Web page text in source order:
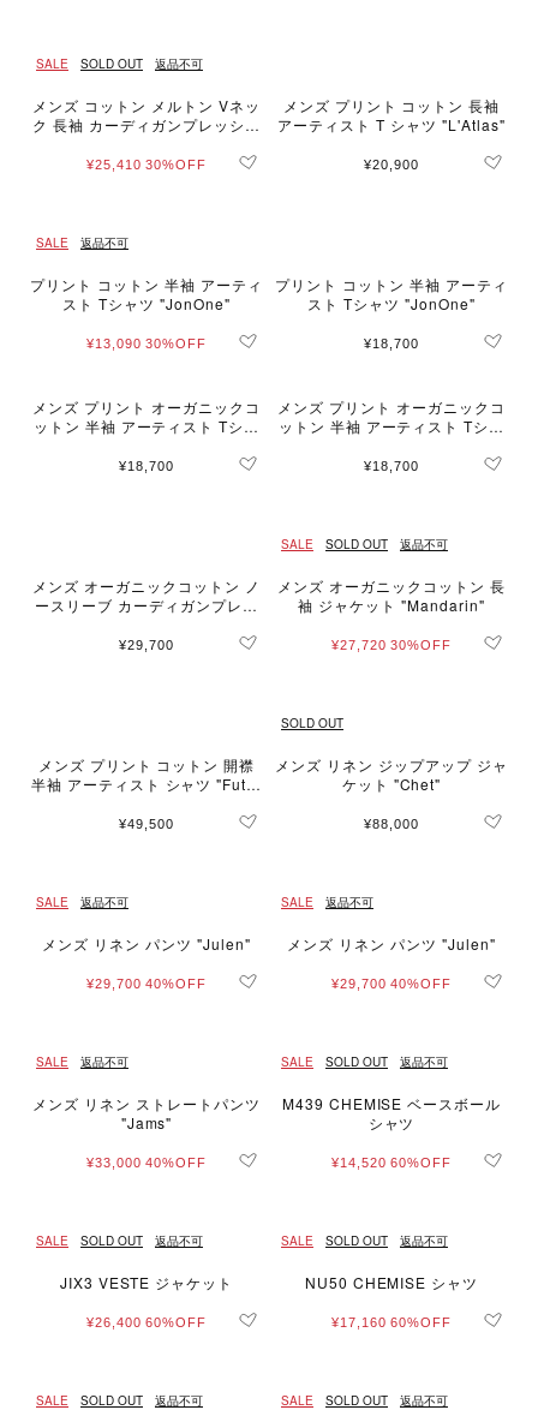
SALE SOLD OUT 返品不可
メンズ コットン メルトン Vネッ
ク 長袖 カーディガンプレッショ
¥25,410 30%OFF
メンズ プリント コットン 長袖
アーティスト T シャツ "L'Atlas"
¥20,900
SALE 返品不可
プリント コットン 半袖 アーティ
スト Tシャツ "JonOne"
¥13,090 30%OFF
プリント コットン 半袖 アーティ
スト Tシャツ "JonOne"
¥18,700
メンズ プリント オーガニックコ
ットン 半袖 アーティスト Tシャ
¥18,700
メンズ プリント オーガニックコ
ットン 半袖 アーティスト Tシャ
¥18,700
メンズ オーガニックコットン ノ
ースリーブ カーディガンプレッ
¥29,700
SALE SOLD OUT 返品不可
メンズ オーガニックコットン 長
袖 ジャケット "Mandarin"
¥27,720 30%OFF
メンズ プリント コットン 開襟
半袖 アーティスト シャツ "Futur
¥49,500
SOLD OUT
メンズ リネン ジップアップ ジャ
ケット "Chet"
¥88,000
SALE 返品不可
メンズ リネン パンツ "Julen"
¥29,700 40%OFF
SALE 返品不可
メンズ リネン パンツ "Julen"
¥29,700 40%OFF
SALE 返品不可
メンズ リネン ストレートパンツ
"Jams"
¥33,000 40%OFF
SALE SOLD OUT 返品不可
M439 CHEMISE ベースボール
シャツ
¥14,520 60%OFF
SALE SOLD OUT 返品不可
JIX3 VESTE ジャケット
¥26,400 60%OFF
SALE SOLD OUT 返品不可
NU50 CHEMISE シャツ
¥17,160 60%OFF
SALE SOLD OUT 返品不可 SALE SOLD OUT 返品不可